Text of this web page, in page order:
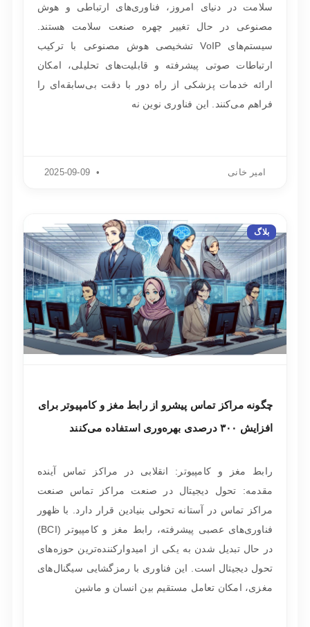
سلامت در دنیای امروز، فناوری‌های ارتباطی و هوش
مصنوعی در حال تغییر چهره صنعت سلامت هستند.
سیستم‌های VoIP تشخیصی هوش مصنوعی با ترکیب
ارتباطات صوتی پیشرفته و قابلیت‌های تحلیلی، امکان
ارائه خدمات پزشکی از راه دور با دقت بی‌سابقه‌ای را
فراهم می‌کنند. این فناوری نوین نه
امیر خانی
بلاگ
چگونه مراکز تماس پیشرو از رابط مغز و کامپیوتر برای
افزایش ۳۰۰ درصدی بهره‌وری استفاده می‌کنند
رابط مغز و کامپیوتر: انقلابی در مراکز تماس آینده
مقدمه: تحول دیجیتال در صنعت مراکز تماس صنعت
مراکز تماس در آستانه تحولی بنیادین قرار دارد. با ظهور
فناوری‌های عصبی پیشرفته، رابط مغز و کامپیوتر (BCI)
در حال تبدیل شدن به یکی از امیدوارکننده‌ترین حوزه‌های
تحول دیجیتال است. این فناوری با رمزگشایی سیگنال‌های
مغزی، امکان تعامل مستقیم بین انسان و ماشین